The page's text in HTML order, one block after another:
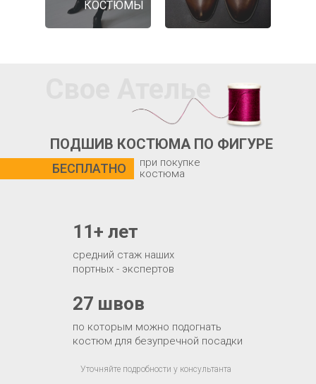
КОСТЮМЫ
Свое Ателье
ПОДШИВ КОСТЮМА ПО ФИГУРЕ
БЕСПЛАТНО
по которым можно подогнать
костюм для безупречной посадки
27 швов
средний стаж наших
портных - экспертов
11+ лет
при покупке
костюма
Уточняйте подробности у консультанта